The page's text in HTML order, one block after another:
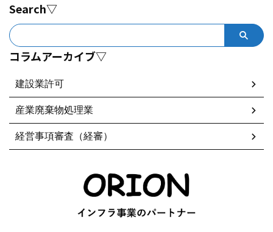
Search▽
コラムアーカイブ▽
建設業許可
産業廃棄物処理業
経営事項審査（経審）